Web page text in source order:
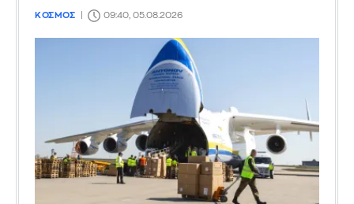
ΚΟΣΜΟΣ 09:40, 05.08.2026